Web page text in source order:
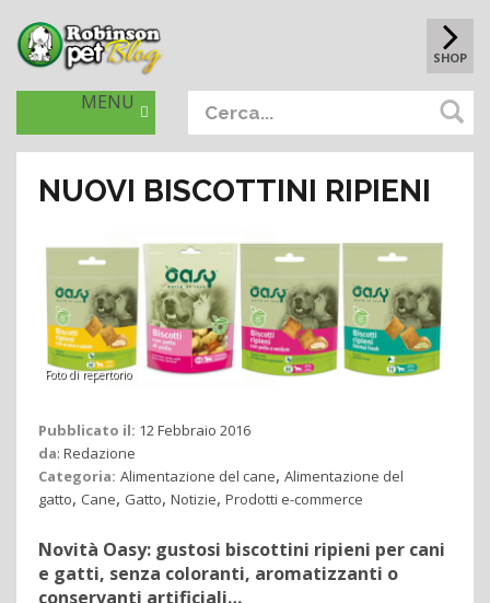
SHOP
MENU
NUOVI BISCOTTINI RIPIENI
Foto di repertorio
Pubblicato il: 12 Febbraio 2016
da: Redazione
Categoria: Alimentazione del cane, Alimentazione del
gatto, Cane, Gatto, Notizie, Prodotti e-commerce
Novità Oasy: gustosi biscottini ripieni per cani
e gatti, senza coloranti, aromatizzanti o
conservanti artificiali…